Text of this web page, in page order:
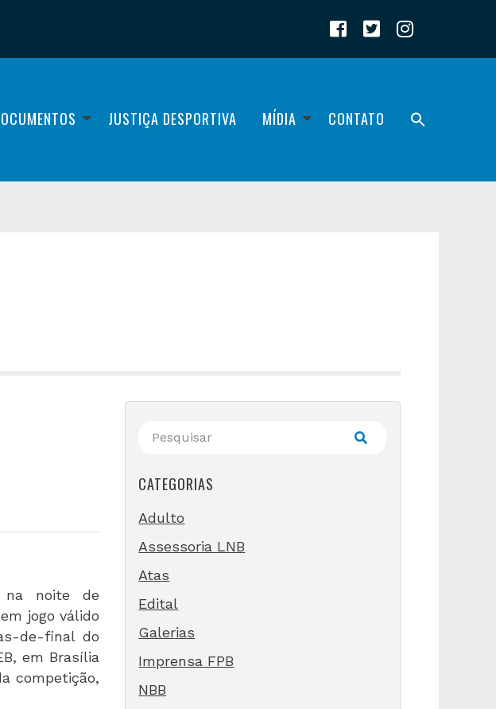
JUSTIÇA DESPORTIVA MÍDIA CONTATO
na noite de
jogo válido
de-final do
em Brasília
competição,
CATEGORIAS
Adulto
Assessoria LNB
Atas
Edital
Galerias
Imprensa FPB
NBB